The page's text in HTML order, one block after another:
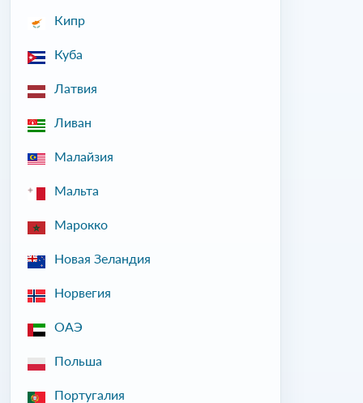
Кипр
Куба
Латвия
Ливан
Малайзия
Мальта
Марокко
Новая Зеландия
Норвегия
ОАЭ
Польша
Португалия